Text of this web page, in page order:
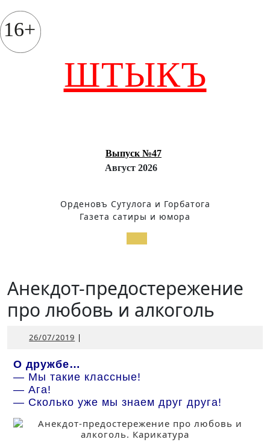
к
содержимому
16+
ШТЫКЪ
Выпуск №47
Август 2026
Орденовъ Сутулога и Горбатога
Газета сатиры и юмора
Открыть
Анекдот-предостережение
про любовь и алкоголь
26/07/2019 26/07/2019
|
О дружбе…
— Мы такие классные!
— Ага!
— Сколько уже мы знаем друг друга!